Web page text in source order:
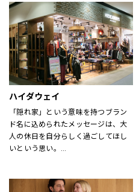
定期的にお得なキャンペーンも開
催！皆様のご来店を心よりお待ちし
ております！
ハイダウェイ
「隠れ家」という意味を持つブラン
ド名に込められたメッセージは、大
人の休日を自分らしく過ごしてほし
いという思い。